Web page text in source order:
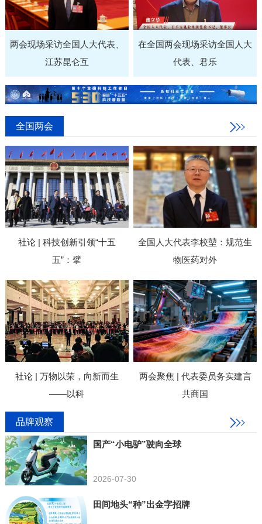
两会现场采访全国人大代表、
江苏昆仑互
在全国两会现场采访全国人大
代表、君乐
全国两会
社论 | 科技创新引领“十五
五”：擘
全国人大代表李校堃：规范生
物医药对外
社论 | 万物以荣，向新而生
——以科
两会聚焦 | 代表委员务实建言
共商国
品牌观察
国产“小电驴”驶向全球
2026-07-30
田间地头“种”出金字招牌